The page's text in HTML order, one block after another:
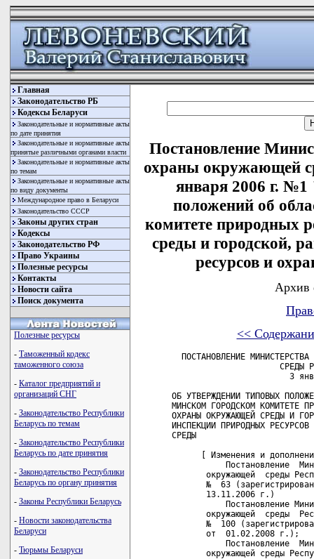
Главная
Законодательство РБ
Кодексы Беларуси
Законодательные и нормативные акты
по дате принятия
Законодательные и нормативные акты
принятые различными органами власти
Законодательные и нормативные акты
по темам
Законодательные и нормативные акты
по виду документы
Международное право в Беларуси
Законодательство СССР
Законы других стран
Кодексы
Законодательство РФ
Право Украины
Полезные ресурсы
Контакты
Новости сайта
Поиск документа
Полезные ресурсы
- Таможенный кодекс
таможенного союза
- Каталог предприятий и
организаций СНГ
- Законодательство Республики
Беларусь по темам
- Законодательство Республики
Беларусь по дате принятия
- Законодательство Республики
Беларусь по органу принятия
- Законы Республики Беларусь
- Новости законодательства
Беларуси
- Тюрьмы Беларуси
Постановление
охраны окружающей
января 2006 г.
положений об
комитете природных
среды и городской,
ресурсов и
Архив
<<
ПОСТАНОВЛЕНИЕ МИНИСТЕРСТВА ПРИРОДНЫХ РЕСУРСОВ И ОХРАНЫ ОКРУЖАЮЩЕЙ
                      СРЕДЫ РЕСПУБЛИКИ БЕЛАРУСЬ
                        3 января 2006 г. № 1

ОБ УТВЕРЖДЕНИИ ТИПОВЫХ ПОЛОЖЕНИЙ ОБ ОБЛАСТНОМ,
МИНСКОМ ГОРОДСКОМ КОМИТЕТЕ ПРИРОДНЫХ РЕСУРСОВ И
ОХРАНЫ ОКРУЖАЮЩЕЙ СРЕДЫ И ГОРОДСКОЙ, РАЙОННОЙ
ИНСПЕКЦИИ ПРИРОДНЫХ РЕСУРСОВ И ОХРАНЫ ОКРУЖАЮЩЕЙ
СРЕДЫ

      [ Изменения и дополнения:
           Постановление  Министерства природных ресурсов  и  охраны
       окружающей  среды Республики Беларусь от 26 октября  2006  г.
       №  63 (зарегистрировано в Национальном реестре - № 8/15311 от
       13.11.2006 г.)
           Постановление Министерства природных ресурсов   и  охраны
       окружающей  среды  Республики Беларусь от 17 декабря 2007  г.  
       №  100 (зарегистрировано в Национальном реестре  -  № 8/18074  
       от  01.02.2008 г.);
           Постановление  Министерства природных ресурсов  и  охраны
       окружающей среды Республики Беларусь от 21 мая 2008 г.  №  45
       (зарегистрировано  в  Национальном реестре  -  №  8/18906  от
       05.06.2008 г.)] 
    
     На  основании  Положения о Министерстве  природных  ресурсов  и
охраны   окружающей   среды   Республики   Беларусь,   утвержденного
постановлением  Совета  Министров Республики  Беларусь  от  29  июля
2006  г.  №  962 «Вопросы Министерства природных ресурсов  и  охраны
окружающей   среды  Республики  Беларусь»,  Министерство   природных
ресурсов и охраны окружающей среды Республики Беларусь ПОСТАНОВЛЯЕТ:
            
         
     Утвердить прилагаемые:
     Типовое  положение  об  областном, Минском  городском  комитете
природных ресурсов и охраны окружающей среды;
     Типовое  положение  о  городской, районной инспекции  природных
ресурсов и охраны окружающей среды.
     
Министр                                                  Л.И.Хоружик

СОГЛАСОВАНО              СОГЛАСОВАНО
Председатель             Председатель
Брестского областного    Витебского
исполнительного комитета областного
       К.А.Сумар         исполнительного
28.10.2005               комитета
                                В.П.Андрейченко
                         04.11.2005
                         
СОГЛАСОВАНО              СОГЛАСОВАНО
Председатель             Председатель
Гомельского областного   Гродненского
исполнительного комитета областного
       А.С.Якобсон       исполнительного
08.11.2005               комитета
                                В.Е.Савченко
                         27.10.2005
                         
СОГЛАСОВАНО              СОГЛАСОВАНО
Первый заместитель       Председатель
Председателя             Минского областного
Минского городского      исполнительного
исполнительного комитета комитета
       Н.П.Пантелей             Н.Ф.Домашкевич
31.10.2005               03.11.2005
                         
СОГЛАСОВАНО              
Председатель
Могилевского областного
исполнительного комитета
       Б.В.Батура
14.11.2005

                                              УТВЕРЖДЕНО
                                              Постановление
                                              Министерства природных
                                              ресурсов и охраны
                                              окружающей среды
                                              Республики Беларусь
                                              03.01.2006 № 1

ТИПОВОЕ ПОЛОЖЕНИЕ
об областном, Минском городском комитете природных ресурсов и охраны
окружающей среды

     1.  Настоящее  Положение разработано на основании  Положения  о
Министерстве природных ресурсов и охраны окружающей среды Республики
Беларусь,  утвержденного постановлением Совета Министров  Республики
Беларусь  от  29 июля 2006 г. № 962 «Вопросы Министерства  природных
ресурсов    и   охраны   окружающей   среды   Республики   Беларусь»
(Национальный  реестр правовых актов Республики Беларусь,  2006  г.,
№ 125, 5/22679).
         
     2.  Областной, Минский городской комитет природных  ресурсов  и
охраны  окружающей среды (далее - комитет) является  территориальным
органом  Министерства природных ресурсов и охраны  окружающей  среды
Республики Беларусь (далее - Минприроды).